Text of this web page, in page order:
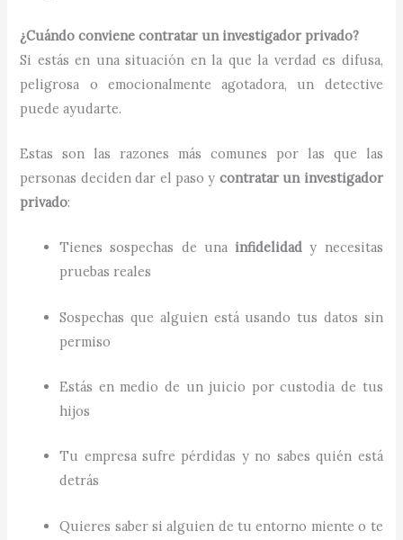
¿Cuándo conviene contratar un investigador privado?
Si estás en una situación en la que la verdad es difusa,
peligrosa o emocionalmente agotadora, un detective
puede ayudarte.
Estas son las razones más comunes por las que las
personas deciden dar el paso y contratar un investigador
privado:
Tienes sospechas de una infidelidad y necesitas
pruebas reales
Sospechas que alguien está usando tus datos sin
permiso
Estás en medio de un juicio por custodia de tus
hijos
Tu empresa sufre pérdidas y no sabes quién está
detrás
Quieres saber si alguien de tu entorno miente o te